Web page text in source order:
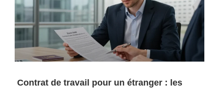
Contrat de travail pour un étranger : les